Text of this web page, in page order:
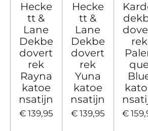
Hecke
tt &
Lane
Dekbe
dovert
rek
Rayna
katoe
nsatijn
€ 139,95
Hecke
tt &
Lane
Dekbe
dovert
rek
Yuna
katoe
nsatijn
€ 139,95
rek
€